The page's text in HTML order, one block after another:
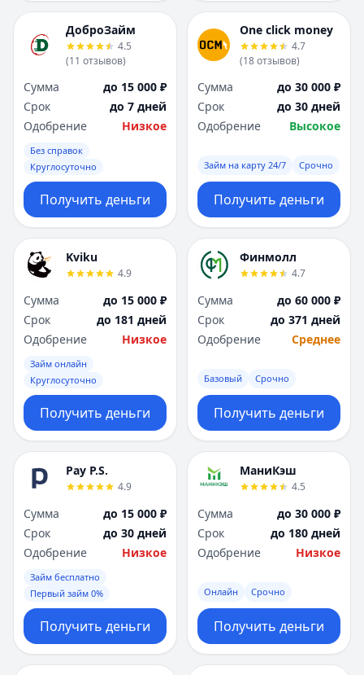
ДоброЗайм
4.5
(11 отзывов)
Сумма
до 15 000 ₽
Срок
до 7 дней
Одобрение
Низкое
Без справок
Круглосуточно
Получить деньги
One click money
4.7
(18отзывов)
Сумма
до 30 000 ₽
Срок
до 30 дней
Одобрение
Высокое
Займ на карту 24/7 Срочно
Получить деньги
Kviku
4.9
Сумма
до 15 000 ₽
Срок
до 181 дней
Одобрение
Низкое
Займ онлайн
Круглосуточно
Получить деньги
Финмолл
4.7
Сумма
до 60 000 ₽
Срок
до 371 дней
Одобрение
Среднее
Базовый Срочно
Получить деньги
Pay P.S.
4.9
Сумма
до 15 000 ₽
Срок
до 30 дней
Одобрение
Низкое
Займ бесплатно
Первый займ 0%
Получить деньги
МаниКэш
4.5
Сумма
до 30 000 ₽
Срок
до 180 дней
Одобрение
Низкое
Онлайн Срочно
Получить деньги